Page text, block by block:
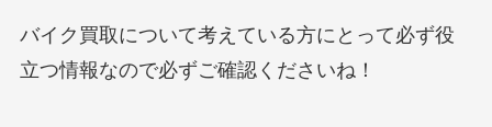
バイク買取について考えている方にとって必ず役
立つ情報なので必ずご確認くださいね！